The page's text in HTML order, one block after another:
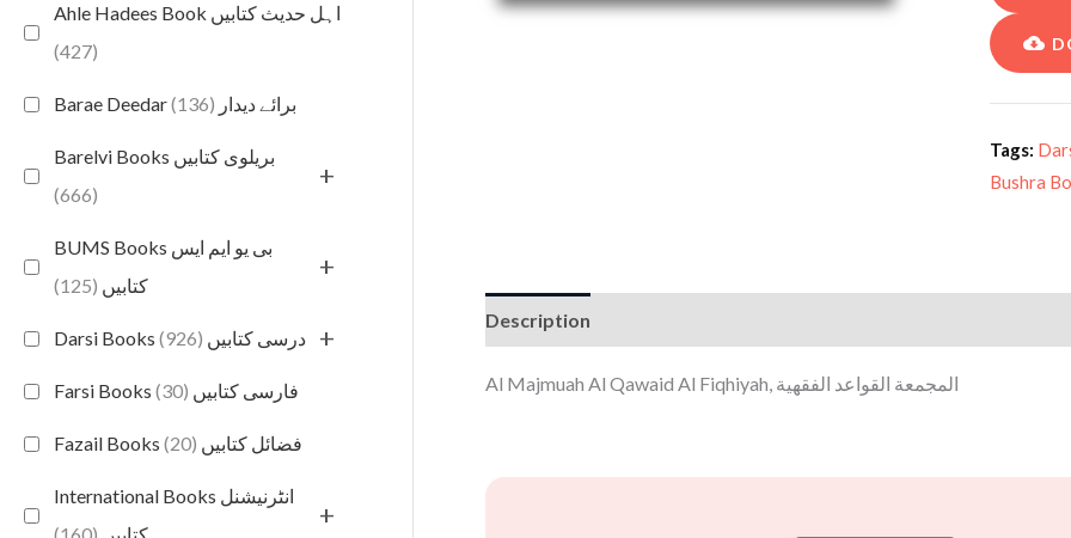
Ahle Hadees Book اہل حدیث کتابیں
(427)
Barae Deedar برائے دیدار (136)
Barelvi Books بریلوی کتابیں
(666)
+
BUMS Books بی یو ایم ایس
کتابیں (125)
+
Darsi Books درسی کتابیں (926) +
Farsi Books فارسی کتابیں (30)
Fazail Books فضائل کتابیں (20)
International Books انٹرنیشنل
+
Tags:
Bushra
Description
Al Majmuah Al Qawaid Al Fiqhiyah, المجمعة القواعد الفقهية